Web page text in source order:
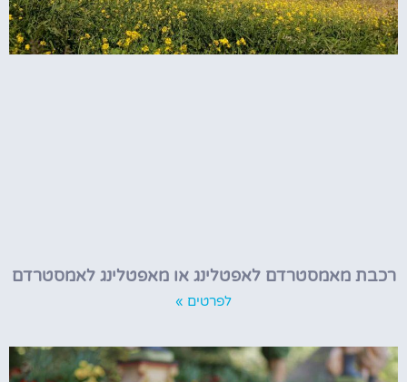
רכבת מאמסטרדם לאפטלינג או מאפטלינג לאמסטרדם
לפרטים »